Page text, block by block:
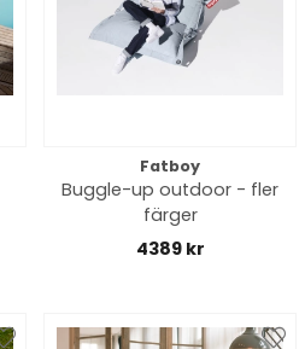
Fatboy
Buggle-up outdoor - fler
färger
4389 kr